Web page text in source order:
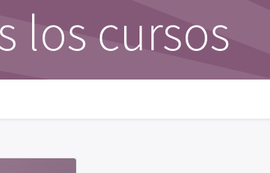
los cursos